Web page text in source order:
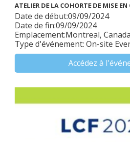
ATELIER DE LA COHORTE DE MISE
Date de début:09/09/2024
Date de fin:09/09/2024
Emplacement:Montreal, Canada
Type d'événement: On-site
Accédez à